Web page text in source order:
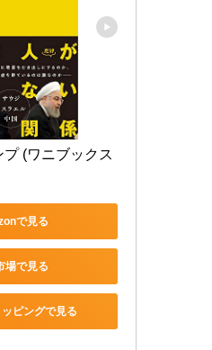
(ワニブックス
で見る
場で見る
ピングで見る